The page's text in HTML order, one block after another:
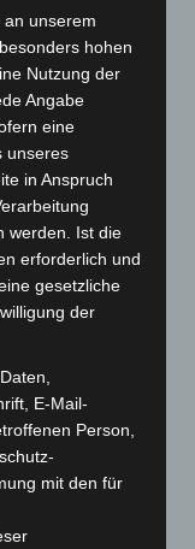
in
eingedämmt
neue
beim Roten
über
Umbau in
unserem
hohen
Nutzung der
Angabe
eine
unseres
in Anspruch
werden. Ist die
erforderlich und
gesetzliche
der
E-Mail-
Person,
mit den für